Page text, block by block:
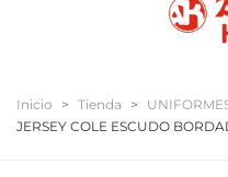
HASIERA / INICIO
Inicio > Tienda >
JERSEY COLE ESCUDO